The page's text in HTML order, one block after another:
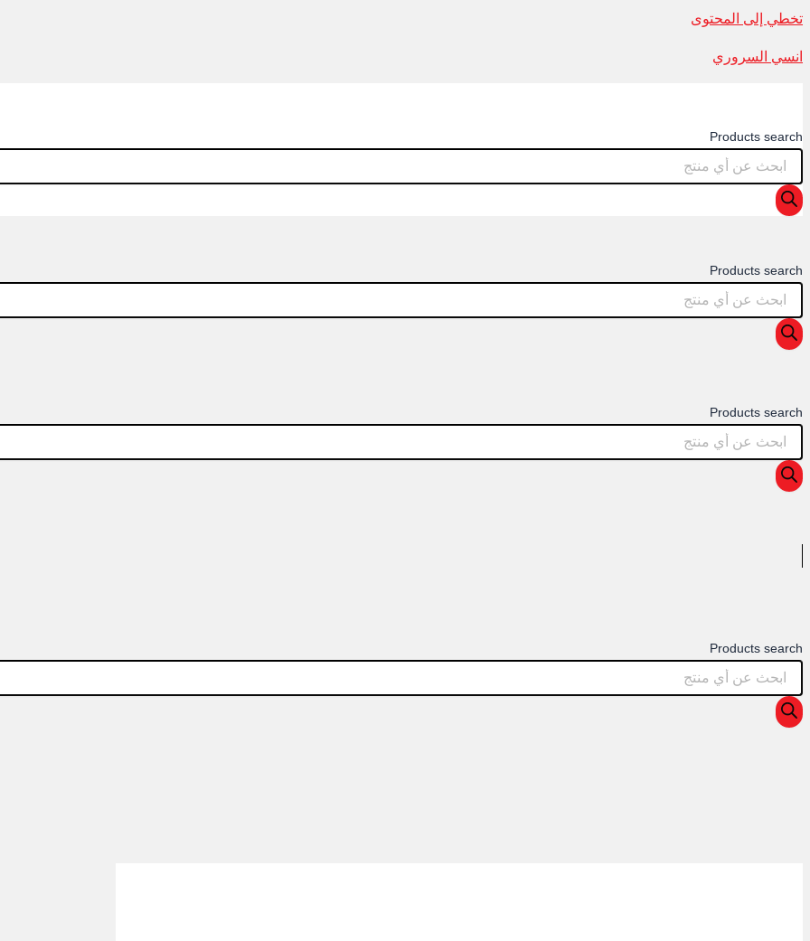
تخطي إلى المحتوى
انسي السروري
Products search
Products search
Products search
Products search